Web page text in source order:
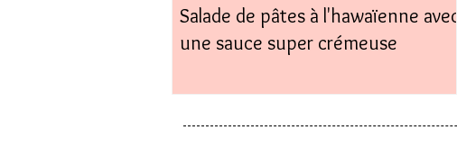
Salade de pâtes à l'hawaïenne avec
une sauce super crémeuse